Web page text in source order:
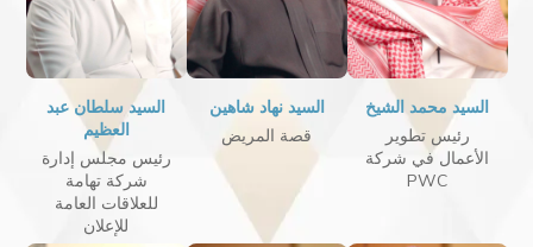
السيد محمد الشيخ
رئيس تطوير
الأعمال في شركة
PWC
السيد نهاد شاهين
قصة المريض
السيد سلطان عبد
العظيم
رئيس مجلس إدارة
شركة تهامة
للعلاقات العامة
للإعلان